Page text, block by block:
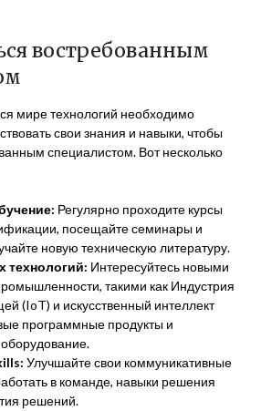
востребованным
мире технологий необходимо
свои знания и навыки, чтобы
специалистом. Вот несколько
Регулярно проходите курсы
посещайте семинары и
новую техническую литературу.
технологий: Интересуйтесь новыми
такими как Индустрия
(IoT) и искусственный интеллект
программные продукты и
Улучшайте свои коммуникативные
в команде, навыки решения
решений.